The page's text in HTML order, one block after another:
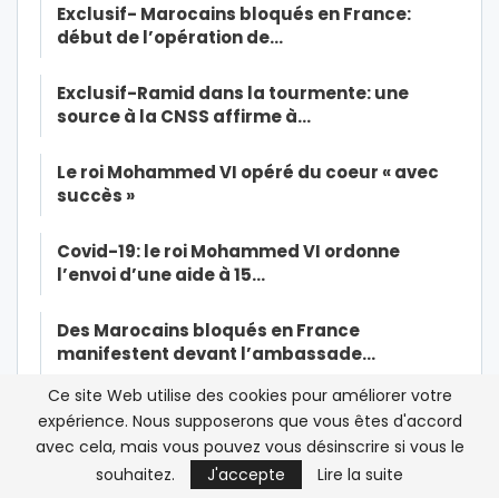
Exclusif- Marocains bloqués en France:
début de l’opération de…
Exclusif-Ramid dans la tourmente: une
source à la CNSS affirme à…
Le roi Mohammed VI opéré du coeur « avec
succès »
Covid-19: le roi Mohammed VI ordonne
l’envoi d’une aide à 15…
Des Marocains bloqués en France
manifestent devant l’ambassade…
Colonisation: le Parlement tunisien renonce
à demander des excuses à…
Quand la production des masques au Maroc
Ce site Web utilise des cookies pour améliorer votre
expérience. Nous supposerons que vous êtes d'accord
avec cela, mais vous pouvez vous désinscrire si vous le
souhaitez.
J'accepte Lire la suite